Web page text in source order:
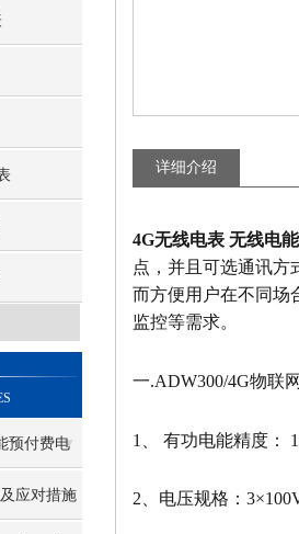
预付费电
省心
应对措施
详细介绍
4G无线电表 无线电
点，并且可选通讯方
而方便用户在不同场
监控等需求。
一.ADW300/4G物联
1、 有功电能精度：
2、电压规格：